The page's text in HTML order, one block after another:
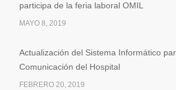
participa de la feria laboral OMIL
MAYO 8, 2019
Actualización del Sistema Informático
Comunicación del Hospital
FEBRERO 20, 2019